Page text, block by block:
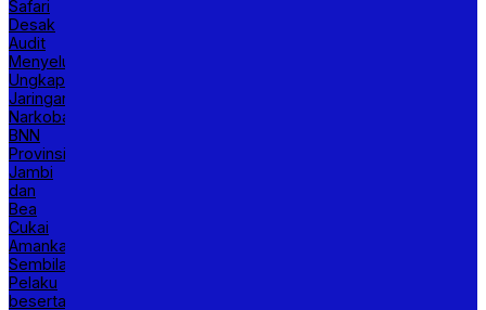
Safari
Desak
Audit
Menyeluruh
Ungkap
Jaringan
Narkoba,
BNN
Provinsi
Jambi
dan
Bea
Cukai
Amankan
Sembilan
Pelaku
beserta